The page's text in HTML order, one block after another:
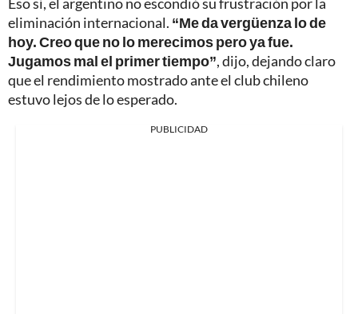
eliminación internacional. “Me da vergüenza lo de
hoy. Creo que no lo merecimos pero ya fue.
Jugamos mal el primer tiempo”, dijo, dejando claro
que el rendimiento mostrado ante el club chileno
estuvo lejos de lo esperado.
PUBLICIDAD